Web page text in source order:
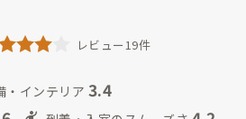
レビュー19件
・インテリア 3.4